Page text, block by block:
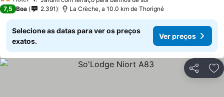
2 Estrelas
7,5 Boa 2.391 La Crèche, a 10.0 km de Thorigné
Selecione as datas para ver os preços
exatos.
Ver preços
Partilhar